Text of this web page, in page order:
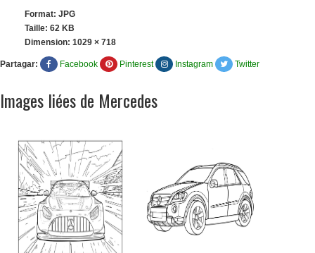
Format: JPG
Taille: 62 KB
Dimension: 1029 × 718
Partagar: Facebook Pinterest Instagram Twitter
Images liées de Mercedes